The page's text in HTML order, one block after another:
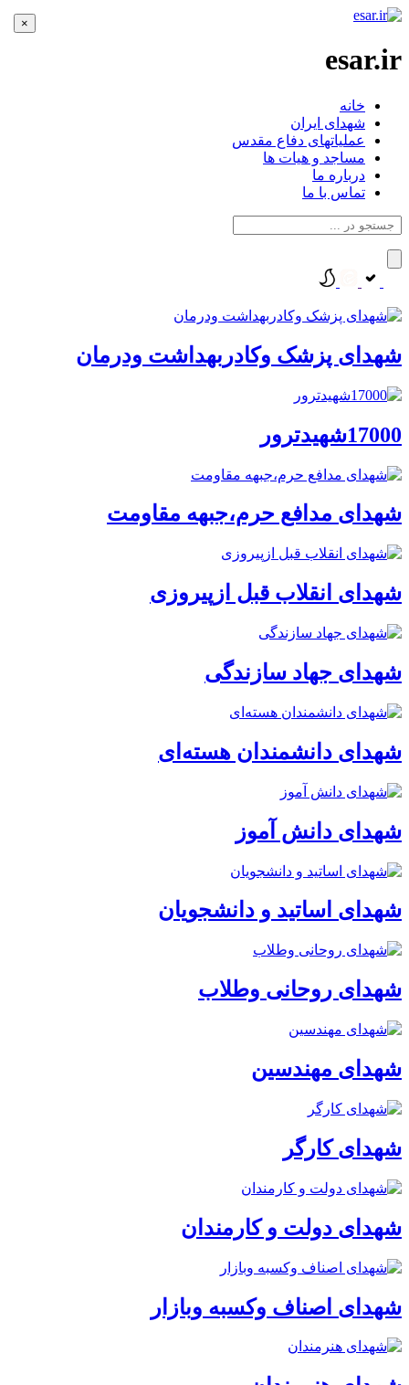
esar.ir
خانه
شهدای ایران
عملیاتهای دفاع مقدس
مساجد و هیات ها
درباره ما
تماس با ما
شهدای پزشک وکادربهداشت ودرمان
17000شهیدترور
شهدای مدافع حرم،جبهه مقاومت
شهدای انقلاب قبل ازپیروزی
شهدای جهاد سازندگی
شهدای دانشمندان هسته‌ای
شهدای دانش آموز
شهدای اساتید و دانشجویان
شهدای روحانی وطلاب
شهدای مهندسین
شهدای کارگر
شهدای دولت و کارمندان
شهدای اصناف وکسبه وبازار
×